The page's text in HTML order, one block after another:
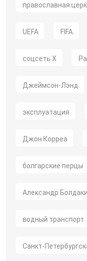
православная
UEFA FIFA
соцсеть X
Джеймсон-Лэнд
эксплуатация
Джон Корреа
болгарские перцы
Александр
водный транспорт
Санкт-